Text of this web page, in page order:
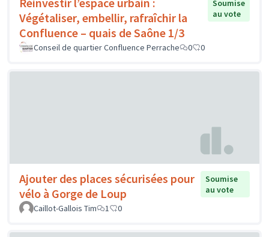
Végétaliser, embellir, rafraîchir la
Confluence – quais de Saône 1/3
Soumise
au vote
Conseil de quartier Confluence Perrache 0 0
Ajouter des places sécurisées pour
vélo à Gorge de Loup
Soumise
au vote
Caillot-Gallois Tim
1 0